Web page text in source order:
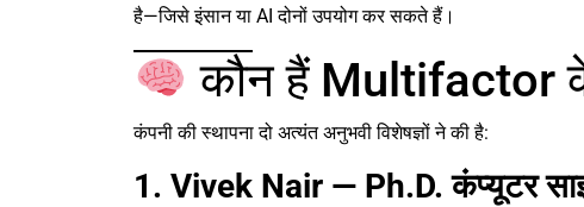
है—जिसे इंसान या AI दोनों उपयोग कर सकते हैं।
कौन हैं Multifactor
कंपनी की स्थापना दो अत्यंत अनुभवी विशेषज्ञों ने की है:
1. Vivek Nair — Ph.D. कंप्यूटर